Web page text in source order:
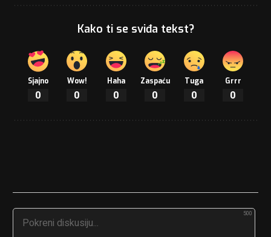
Kako ti se sviđa tekst?
Sjajno
0
Wow!
0
Haha
0
Zaspaću
0
Tuga
0
Grrr
0
500